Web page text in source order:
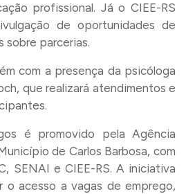
profissional. Já o CIEE-RS
de oportunidades de
sobre parcerias.
com a presença da psicóloga
que realizará atendimentos e
é promovido pela Agência
de Carlos Barbosa, com
SENAI e CIEE-RS. A iniciativa
o acesso a vagas de emprego,